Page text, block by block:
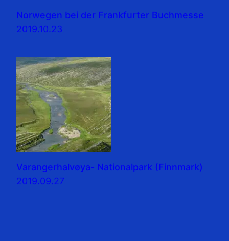
Norwegen bei der Frankfurter Buchmesse
2019.10.23
Varangerhalvøya- Nationalpark (Finnmark)
2019.09.27